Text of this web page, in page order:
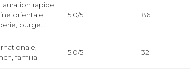
rapide,
orientale,
burge...
5.0/5 86
familial
5.0/5 32